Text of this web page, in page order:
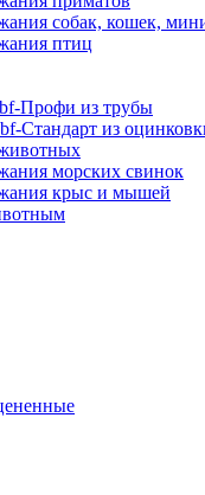
собак, кошек,
птиц
Профи из трубы
Стандарт из
морских свинок
крыс и мышей